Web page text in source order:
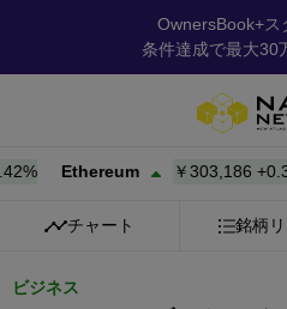
OwnersBook+ス
条件達成で最大30
Ethereum ￥303,186+
チャート 銘柄
ビジネス